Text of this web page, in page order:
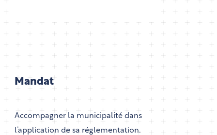
Mandat
Accompagner la municipalité dans
l’application de sa réglementation.